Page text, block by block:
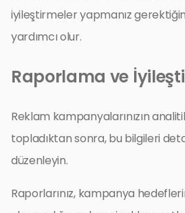
iyileştirmeler yapmanız
yardımcı olur.
Raporlama ve
Reklam kampanyalarınızın
topladıktan sonra, bu bilgileri
düzenleyin.
Raporlarınız, kampanya